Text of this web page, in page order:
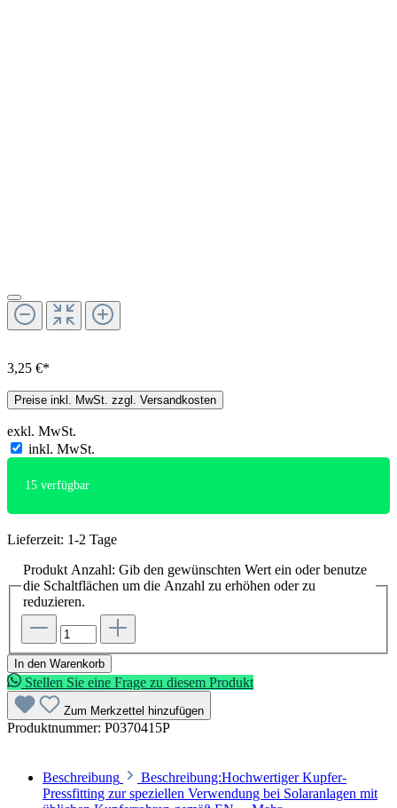
3,25 €*
Preise inkl. MwSt. zzgl. Versandkosten
exkl. MwSt.
inkl. MwSt.
15 verfügbar
Lieferzeit: 1-2 Tage
Produkt Anzahl: Gib den gewünschten Wert ein oder benutze
die Schaltflächen um die Anzahl zu erhöhen oder zu
reduzieren.
In den Warenkorb
Stellen Sie eine Frage zu diesem Produkt
Zum Merkzettel hinzufügen
Produktnummer: P0370415P
Beschreibung
Beschreibung:Hochwertiger Kupfer-
Pressfitting zur speziellen Verwendung bei Solaranlagen mit